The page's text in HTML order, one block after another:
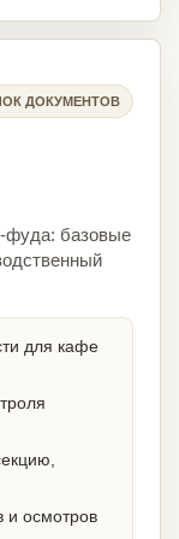
ДОКУМЕНТОВ
фуда: базовые
для кафе
и осмотров